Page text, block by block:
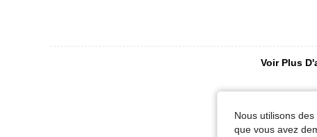
Voir Plus
Nous utilisons
que vous avez